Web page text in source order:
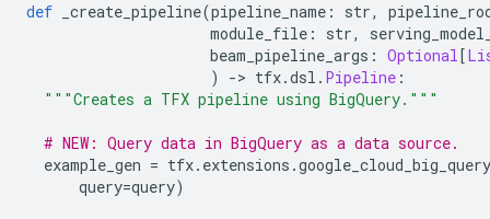
def _create_pipeline(pipeline_name : str,
module_file : str,
beam_pipeline_args : Optional[
)
-> tfx.dsl . Pipeline :
"""Creates a TFX pipeline using BigQuery."""
# NEW: Query data in BigQuery as a data source.
example_gen = tfx. extensions .google_cloud_big_query
query=query)